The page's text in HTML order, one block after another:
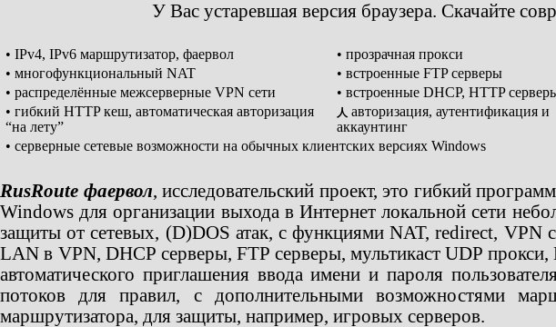
У Вас устаревшая версия браузера. Скачайте
• IPv4, IPv6 маршрутизатор, фаервол
• прозрачная прокси
• многофункциональный NAT
• встроенные FTP серверы
• распределённые межсерверные VPN сети
• встроенные DHCP, HTTP
• гибкий HTTP кеш, автоматическая авторизация
“на лету”
人 авторизация, аутентификация и
аккаунтинг
• серверные сетевые возможности на обычных клиентских версиях Windows
RusRoute фаервол, исследовательский проект, это гибкий
Windows для организации выхода в Интернет локальной сети
защиты от сетевых, (D)DOS атак, с функциями NAT, redirect, VPN
LAN в VPN, DHCP серверы, FTP серверы, мультикаст UDP
автоматического приглашения ввода имени и пароля
потоков для правил, с дополнительными возможностями
маршрутизатора, для защиты, например, игровых серверов.